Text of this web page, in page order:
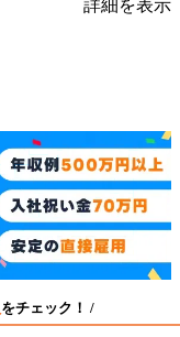
詳細を表示
をチェック！ /